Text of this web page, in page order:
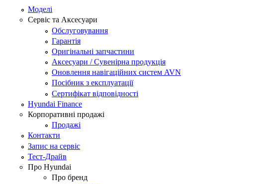
Моделі
Сервіс та Аксесуари
Обслуговування
Гарантія
Оригінальні запчастини
Аксесуари / Сувенірна продукція
Оновлення навігаційних систем AVN
Посібник з експлуатації
Сертифікат відповідності
Hyundai Finance
Корпоративні продажі
Продажі
Контакти
Запис на сервіс
Тест-Драйв
Про Hyundai
Про бренд